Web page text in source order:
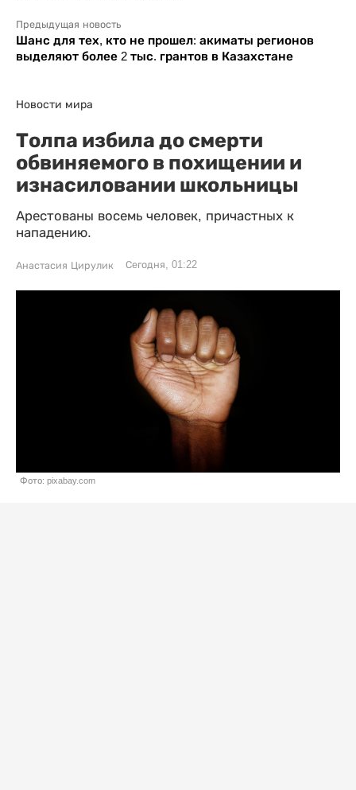
Предыдущая новость
Шанс для тех, кто не прошел: акиматы регионов
выделяют более 2 тыс. грантов в Казахстане
Новости мира
Толпа избила до смерти
обвиняемого в похищении и
изнасиловании школьницы
Арестованы восемь человек, причастных к
нападению.
Анастасия Цирулик Сегодня, 01:22
Фото: pixabay.com